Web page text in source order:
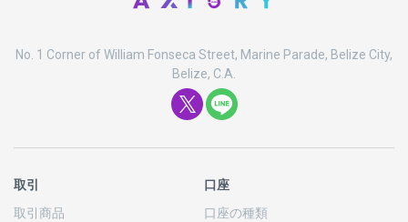
No. 1 Corner of William Fonseca Street, Marine Parade, Belize City,
Belize, C.A.
取引
取引商品
口座
口座の種類